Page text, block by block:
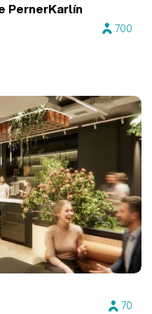
PernerKarlín
700
70